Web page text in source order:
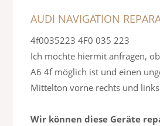
AUDI NAVIGATION
4f0035223 4F0 035 223
Ich möchte hiermit anfragen,
A6 4f möglich ist und einen
Mittelton vorne rechts und
Wir können diese Geräte